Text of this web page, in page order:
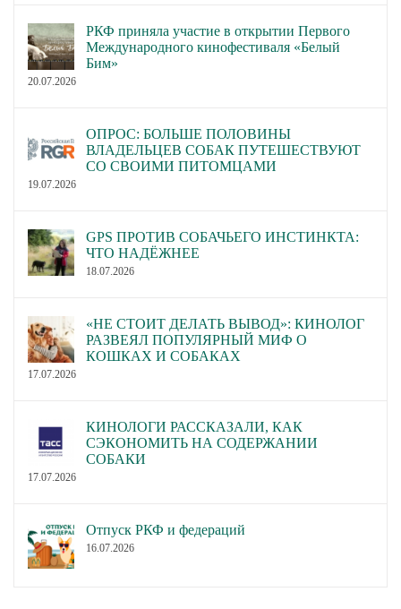
РКФ приняла участие в открытии Первого
Международного кинофестиваля «Белый
Бим»
20.07.2026
ОПРОС: БОЛЬШЕ ПОЛОВИНЫ
ВЛАДЕЛЬЦЕВ СОБАК ПУТЕШЕСТВУЮТ
СО СВОИМИ ПИТОМЦАМИ
19.07.2026
GPS ПРОТИВ СОБАЧЬЕГО ИНСТИНКТА:
ЧТО НАДЁЖНЕЕ
18.07.2026
«НЕ СТОИТ ДЕЛАТЬ ВЫВОД»: КИНОЛОГ
РАЗВЕЯЛ ПОПУЛЯРНЫЙ МИФ О
КОШКАХ И СОБАКАХ
17.07.2026
КИНОЛОГИ РАССКАЗАЛИ, КАК
СЭКОНОМИТЬ НА СОДЕРЖАНИИ
СОБАКИ
17.07.2026
Отпуск РКФ и федераций
16.07.2026